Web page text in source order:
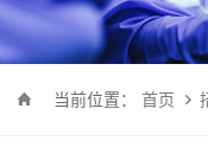
当前位置： 首页